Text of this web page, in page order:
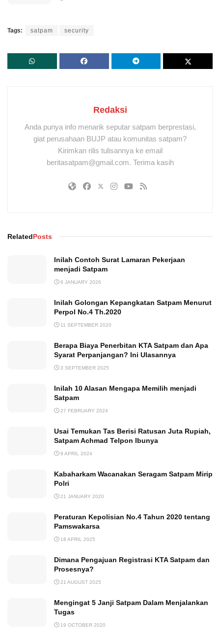
Tags: satpam security
Redaksi
Anda punya info menarik seputar satpam berprestasi,
giat perusahaan BUJP atau komunitas satpam?
Kirimkan rilis tulisannya ke email
beritasatpam@gmail.com. Terima kasih
RelatedPosts
Inilah Contoh Surat Lamaran Pekerjaan
menjadi Satpam
6 JANUARY 2026
Inilah Golongan Kepangkatan Satpam Menurut
Perpol No.4 Th.2020
11 SEPTEMBER 2020
Berapa Biaya Penerbitan KTA Satpam dan Apa
Syarat Perpanjangan? Ini Ulasannya
3 SEPTEMBER 2025
Inilah 10 Alasan Mengapa Memilih menjadi
Satpam
27 FEBRUARY 2024
Usai Temukan Tas Berisi Ratusan Juta Rupiah,
Satpam Achmad Telpon Ibunya
9 APRIL 2024
Kabaharkam Wacanakan Seragam Satpam Mirip
Polri
21 JANUARY 2020
Peraturan Kepolisian No.4 Tahun 2020 tentang
Pamswakarsa
18 APRIL 2025
Dimana Pengajuan Registrasi KTA Satpam dan
Prosesnya?
21 AUGUST 2025
Mengingat 5 Janji Satpam Dalam Menjalankan
Tugas
19 OCTOBER 2020